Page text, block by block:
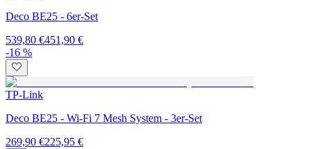
Deco BE25 - 6er-Set
539,80 €451,90 €
-16 %
TP-Link
Deco BE25 - Wi-Fi 7 Mesh System - 3er-Set
269,90 €225,95 €